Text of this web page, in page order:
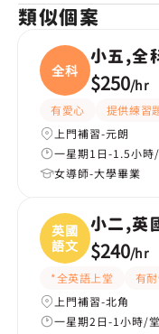
類似個案
全科
小五,全
$250/hr
有愛心 提供練習
上門補習-元朗
一星期1日-1.5小時
女導師-大學畢業
英國
語文
小二,英
$240/hr
*全英語上堂 有
上門補習-北角
一星期2日-1小時/堂